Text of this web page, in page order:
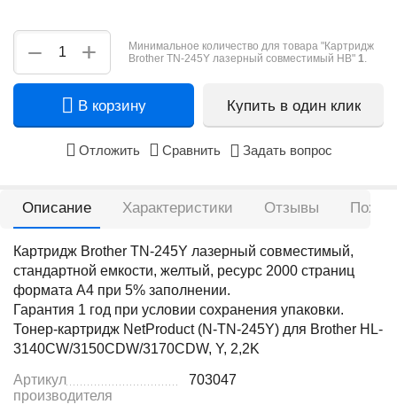
+
−
Минимальное количество для товара "Картридж
Brother TN-245Y лазерный совместимый HB" 1.
В корзину Купить в один клик
Отложить Сравнить Задать вопрос
Описание Характеристики Отзывы
Картридж Brother TN-245Y лазерный совместимый,
стандартной емкости, желтый, ресурс 2000 страниц
формата А4 при 5% заполнении.
Гарантия 1 год при условии сохранения упаковки.
Тонер-картридж NetProduct (N-TN-245Y) для Brother HL-
3140CW/3150CDW/3170CDW, Y, 2,2K
Артикул
производителя
703047